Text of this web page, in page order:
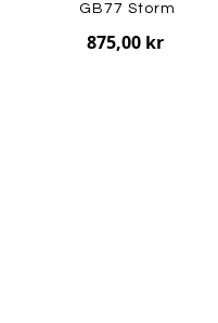
GB77 Storm
875,00 kr